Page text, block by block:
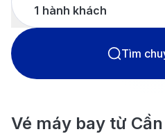
1 hành khách
Tìm
Vé máy bay từ